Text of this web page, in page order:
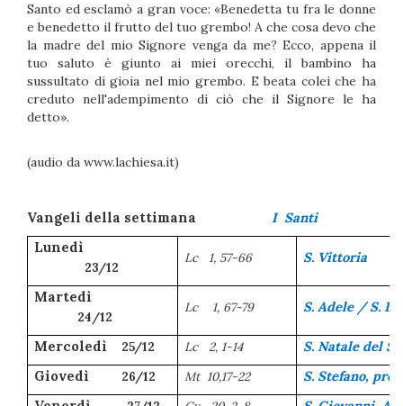
Santo ed esclamò a gran voce: «Benedetta tu fra le donne
e benedetto il frutto del tuo grembo! A che cosa devo che
la madre del mio Signore venga da me? Ecco, appena il
tuo saluto è giunto ai miei orecchi, il bambino ha
sussultato di gioia nel mio grembo. E beata colei che ha
creduto nell'adempimento di ciò che il Signore le ha
detto».
(audio da www.lachiesa.it)
Vangeli della settimana
I Santi
Lunedì
23/12
Lc 1, 57-66 S. Vittoria
Martedì
24/12
Lc 1, 67-79 S. Adele / S.
Mercoledì 25/12 Lc 2, 1-14
S. Natale del
Giovedì
26/12 Mt 10,17-22
S. Stefano,